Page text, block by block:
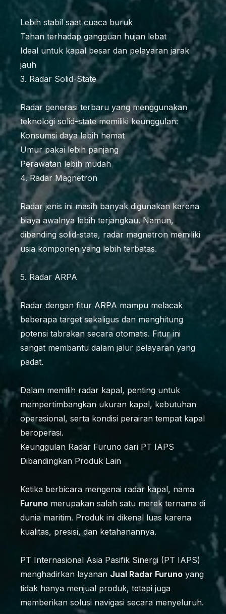
Lebih stabil saat cuaca buruk
Tahan terhadap gangguan hujan lebat
Ideal untuk kapal besar dan pelayaran jarak
jauh
3. Radar Solid-State
Radar generasi terbaru yang menggunakan
teknologi solid-state memiliki keunggulan:
Konsumsi daya lebih hemat
Umur pakai lebih panjang
Perawatan lebih mudah
4. Radar Magnetron
Radar jenis ini masih banyak digunakan karena
biaya awalnya lebih terjangkau. Namun,
dibanding solid-state, radar magnetron memiliki
usia komponen yang lebih terbatas.
5. Radar ARPA
Radar dengan fitur ARPA mampu melacak
beberapa target sekaligus dan menghitung
potensi tabrakan secara otomatis. Fitur ini
sangat membantu dalam jalur pelayaran yang
padat.
Dalam memilih radar kapal, penting untuk
mempertimbangkan ukuran kapal, kebutuhan
operasional, serta kondisi perairan tempat kapal
beroperasi.
Keunggulan Radar Furuno dari PT IAPS
Dibandingkan Produk Lain
Ketika berbicara mengenai radar kapal, nama
Furuno merupakan salah satu merek ternama di
dunia maritim. Produk ini dikenal luas karena
kualitas, presisi, dan ketahanannya.
PT Internasional Asia Pasifik Sinergi (PT IAPS)
menghadirkan layanan Jual Radar Furuno yang
tidak hanya menjual produk, tetapi juga
memberikan solusi navigasi secara menyeluruh.